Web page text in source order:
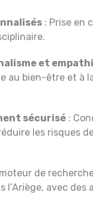
: Prise en
et
au bien-être et à
sécurisé :
les risques
de
l’Ariège, avec des